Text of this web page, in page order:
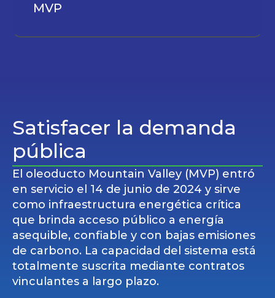
MVP
Satisfacer la demanda
pública
El oleoducto Mountain Valley (MVP) entró
en servicio el 14 de junio de 2024 y sirve
como infraestructura energética crítica
que brinda acceso público a energía
asequible, confiable y con bajas emisiones
de carbono. La capacidad del sistema está
totalmente suscrita mediante contratos
vinculantes a largo plazo.